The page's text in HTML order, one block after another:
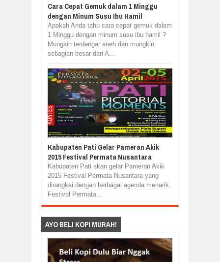
Cara Cepat Gemuk dalam 1 Minggu
dengan Minum Susu Ibu Hamil
Apakah Anda tahu cara cepat gemuk dalam
1 Minggu dengan minum susu ibu hamil ?
Mungkin terdengar aneh dan mungkin
sebagian besar dari A...
Kabupaten Pati Gelar Pameran Akik
2015 Festival Permata Nusantara
Kabupaten Pati akan gelar Pameran Akik
2015 Festival Permata Nusantara yang
dirangkai dengan berbagai agenda menarik.
Festival Permata...
AYO BELI KOPI MURAH!